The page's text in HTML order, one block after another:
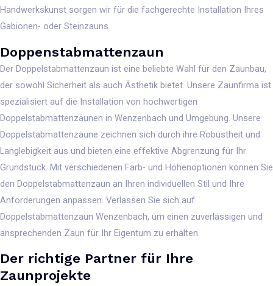
Handwerkskunst sorgen wir für die fachgerechte Installation Ihres
Gabionen- oder Steinzauns.
Doppenstabmattenzaun
Der Doppelstabmattenzaun ist eine beliebte Wahl für den Zaunbau,
der sowohl Sicherheit als auch Ästhetik bietet. Unsere Zaunfirma ist
spezialisiert auf die Installation von hochwertigen
Doppelstabmattenzäunen in Wenzenbach und Umgebung. Unsere
Doppelstabmattenzäune zeichnen sich durch ihre Robustheit und
Langlebigkeit aus und bieten eine effektive Abgrenzung für Ihr
Grundstück. Mit verschiedenen Farb- und Höhenoptionen können Sie
den Doppelstabmattenzaun an Ihren individuellen Stil und Ihre
Anforderungen anpassen. Verlassen Sie sich auf
Doppelstabmattenzaun Wenzenbach, um einen zuverlässigen und
ansprechenden Zaun für Ihr Eigentum zu erhalten.
Der richtige Partner für Ihre
Zaunprojekte